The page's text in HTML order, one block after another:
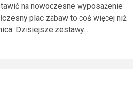
na nowoczesne wyposażenie
plac zabaw to coś więcej niż
Dzisiejsze zestawy...